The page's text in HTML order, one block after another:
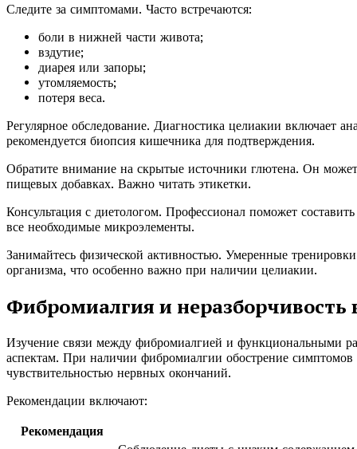
Следите за симптомами. Часто встречаются:
боли в нижней части живота;
вздутие;
диарея или запоры;
утомляемость;
потеря веса.
Регулярное обследование. Диагностика целиакии включает
рекомендуется биопсия кишечника для подтверждения.
Обратите внимание на скрытые источники глютена. Он может
пищевых добавках. Важно читать этикетки.
Консультация с диетологом. Профессионал поможет
все необходимые микроэлементы.
Занимайтесь физической активностью. Умеренные
организма, что особенно важно при наличии целиакии.
Фибромиалгия и
Изучение связи между фибромиалгией и функциональными
аспектам. При наличии фибромиалгии обострение
чувствительностью нервных окончаний.
Рекомендации включают:
Рекомендация